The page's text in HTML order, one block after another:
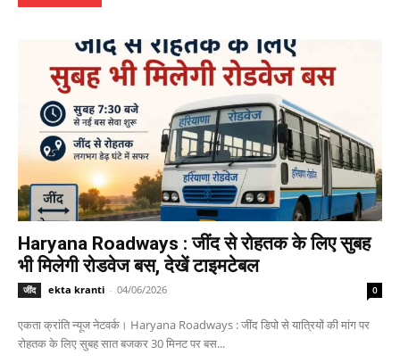
Haryana Roadways : जींद से रोहतक के लिए सुबह
भी मिलेगी रोडवेज बस, देखें टाइमटेबल
जींद ekta kranti - 04/06/2026 0
एकता क्रांति न्यूज नेटवर्क। Haryana Roadways : जींद डिपो से यात्रियों की मांग पर
रोहतक के लिए सुबह सात बजकर 30 मिनट पर बस...